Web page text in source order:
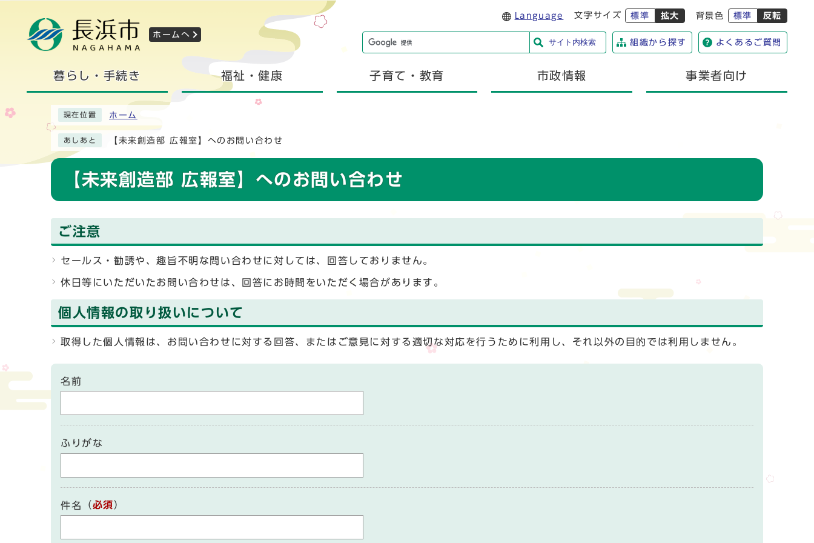
ホームへ
Language 文字サイズ 標準 拡大 背景色 標準 反転
サイト内検索 組織から探す よくあるご質問
暮らし・手続き 福祉・健康 子育て・教育 市政情報 事業者向け
現在位置 ホーム
あしあと 【未来創造部 広報室】へのお問い合わせ
【未来創造部 広報室】へのお問い合わせ
ご注意
セールス・勧誘や、趣旨不明な問い合わせに対しては、回答しておりません。
休日等にいただいたお問い合わせは、回答にお時間をいただく場合があります。
個人情報の取り扱いについて
取得した個人情報は、お問い合わせに対する回答、またはご意見に対する適切な対応を行うために利用し、それ以外の目的では利用しません。
名前
ふりがな
件名 （必須）